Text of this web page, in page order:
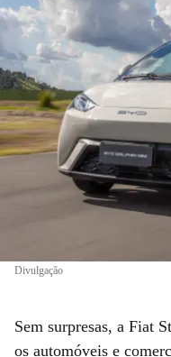
Divulgação
Sem surpresas, a Fiat
os automóveis e